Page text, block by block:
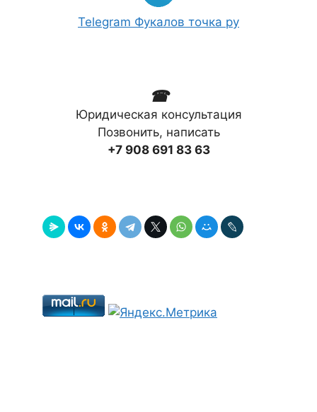
Telegram Фукалов точка ру
☎
Юридическая консультация
Позвонить, написать
+7 908 691 83 63